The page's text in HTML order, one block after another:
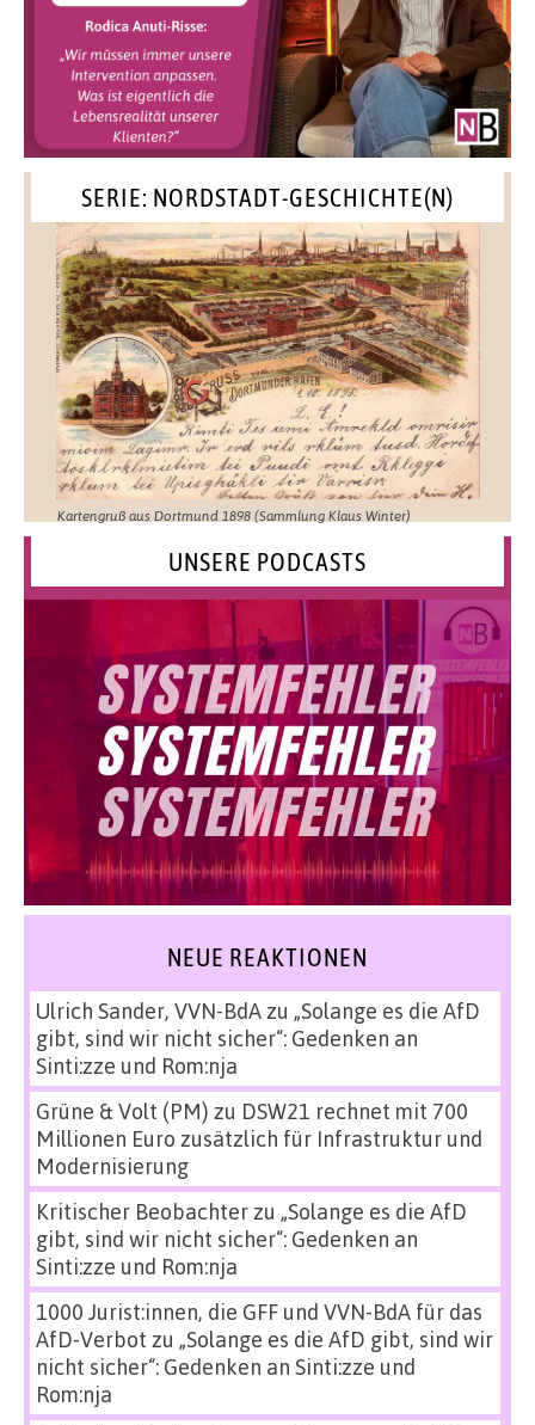
SERIE: NORDSTADT-GESCHICHTE(N)
Kartengruß aus Dortmund 1898 (Sammlung Klaus Winter)
UNSERE PODCASTS
NEUE REAKTIONEN
Ulrich Sander, VVN-BdAzu „Solange es die AfD
gibt, sind wir nicht sicher“: Gedenken an
Sinti:zze und Rom:nja
Grüne & Volt (PM) zu DSW21 rechnet mit 700
Millionen Euro zusätzlich für Infrastruktur und
Modernisierung
Kritischer Beobachterzu „Solange es die AfD
gibt, sind wir nicht sicher“: Gedenken an
Sinti:zze und Rom:nja
1000 Jurist:innen, die GFF und VVN-BdA für das
AfD-Verbot zu „Solange es die AfD gibt, sind wir
nicht sicher“: Gedenken an Sinti:zze und
Rom:nja